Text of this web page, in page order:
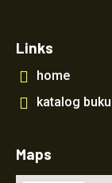
Links
home
katalog buku
Maps